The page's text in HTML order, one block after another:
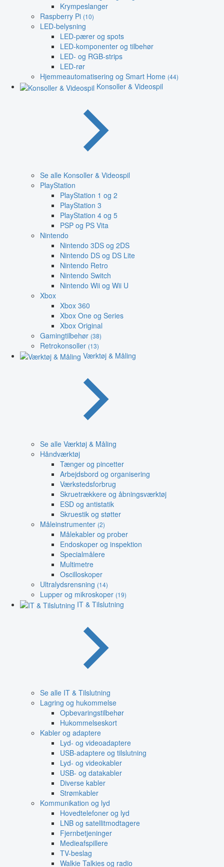
Krympeslanger
Raspberry Pi (10)
LED-belysning
LED-pærer og spots
LED-komponenter og tilbehør
LED- og RGB-strips
LED-rør
Hjemmeautomatisering og Smart Home (44)
Konsoller & Videospil
Se alle Konsoller & Videospil
PlayStation
PlayStation 1 og 2
PlayStation 3
PlayStation 4 og 5
PSP og PS Vita
Nintendo
Nintendo 3DS og 2DS
Nintendo DS og DS Lite
Nintendo Retro
Nintendo Switch
Nintendo Wii og Wii U
Xbox
Xbox 360
Xbox One og Series
Xbox Original
Gamingtilbehør (38)
Retrokonsoller (13)
Værktøj & Måling
Se alle Værktøj & Måling
Håndværktøj
Tænger og pincetter
Arbejdsbord og organisering
Værkstedsforbrug
Skruetrækkere og åbningsværktøj
ESD og antistatik
Skruestik og støtter
Måleinstrumenter (2)
Målekabler og prober
Endoskoper og inspektion
Specialmålere
Multimetre
Oscilloskoper
Ultralydsrensning (14)
Lupper og mikroskoper (19)
IT & Tilslutning
Se alle IT & Tilslutning
Lagring og hukommelse
Opbevaringstilbehør
Hukommelseskort
Kabler og adaptere
Lyd- og videoadaptere
USB-adaptere og tilslutning
Lyd- og videokabler
USB- og datakabler
Diverse kabler
Strømkabler
Kommunikation og lyd
Hovedtelefoner og lyd
LNB og satellitmodtagere
Fjernbetjeninger
Medieafspillere
TV-beslag
Walkie Talkies og radio